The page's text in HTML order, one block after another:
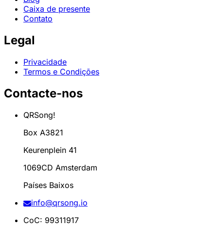
Caixa de presente
Contato
Legal
Privacidade
Termos e Condições
Contacte-nos
QRSong!
Box A3821
Keurenplein 41
1069CD Amsterdam
Países Baixos
info@qrsong.io
CoC: 99311917